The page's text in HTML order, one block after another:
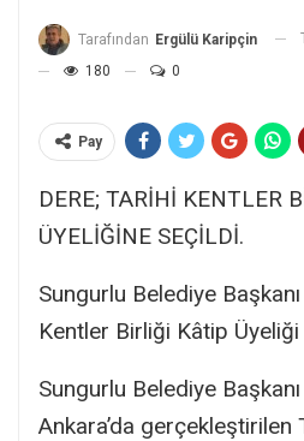
Tarafından Ergülü Karipçin
180
0
Pay
DERE; TARİHİ KENTLER
ÜYELİĞİNE SEÇİLDİ.
Sungurlu Belediye
Kentler Birliği Kâtip
Sungurlu Belediye
Ankara’da